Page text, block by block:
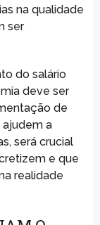
na qualidade
ser
do salário
deve ser
de
a
será crucial
e que
realidade